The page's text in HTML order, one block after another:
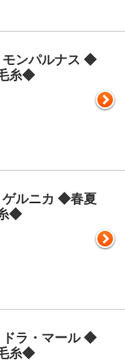
モンパルナス ◆
糸◆
ゲルニカ ◆春夏
◆
ドラ・マール ◆
糸◆